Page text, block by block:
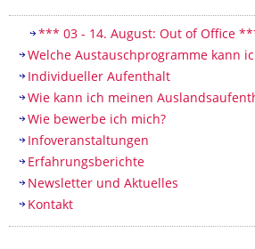
Inhaltsverzeichnis
*** 03 - 14. August: Out of Office
Welche Austauschprogramme kann
Individueller Aufenthalt
Wie kann ich meinen
Wie bewerbe ich mich?
Infoveranstaltungen
Erfahrungsberichte
Newsletter und Aktuelles
Kontakt